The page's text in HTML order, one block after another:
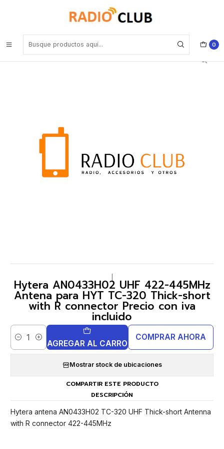
0
Hytera AN0433H02 UHF 422-445MHz Antena para HYT TC-320
Thick-short with R connector Precio con iva incluido
Hytera AN0433H02 UHF 422-445MHz
Antena para HYT TC-320 Thick-short
with R connector Precio con iva
incluido
Cantidad AGREGAR AL CARRO
COMPRAR AHORA
Mostrar stock de ubicaciones
COMPARTIR ESTE PRODUCTO
DESCRIPCIÓN
Hytera antena AN0433H02 TC-320 UHF Thick-short Antenna
with R connector 422-445MHz